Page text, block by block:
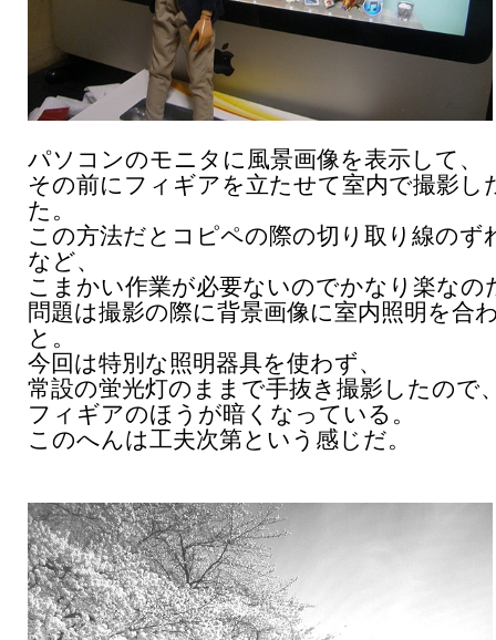
パソコンのモニタに風景画像を表示して、
その前にフィギアを立たせて室内で撮影し
た。
この方法だとコピペの際の切り取り線のず
など、
こまかい作業が必要ないのでかなり楽なの
問題は撮影の際に背景画像に室内照明を合
と。
今回は特別な照明器具を使わず、
常設の蛍光灯のままで手抜き撮影したので
フィギアのほうが暗くなっている。
このへんは工夫次第という感じだ。